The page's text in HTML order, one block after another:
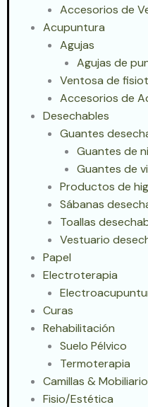
Accesorios de
Acupuntura
Agujas
Agujas de
Ventosa de
Accesorios de
Desechables
Guantes
Guantes de
Guantes de
Productos de
Sábanas
Toallas
Vestuario
Papel
Electroterapia
Curas
Rehabilitación
Suelo Pélvico
Termoterapia
Camillas & Mobiliario
Fisio/Estética